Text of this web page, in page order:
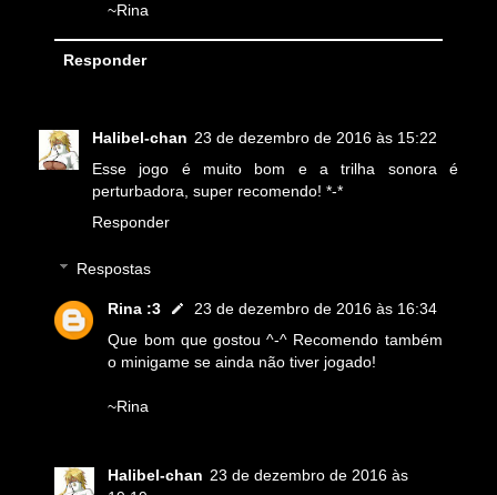
~Rina
Responder
Halibel-chan 23 de dezembro de 2016 às 15:22
Esse jogo é muito bom e a trilha sonora é
perturbadora, super recomendo! *-*
Responder
Respostas
Rina :3
23 de dezembro de 2016 às 16:34
Que bom que gostou ^-^ Recomendo também
o minigame se ainda não tiver jogado!
~Rina
Halibel-chan 23 de dezembro de 2016 às